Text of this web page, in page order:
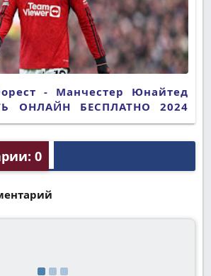
- Манчестер Юнайтед
ОНЛАЙН БЕСПЛАТНО 2024
0